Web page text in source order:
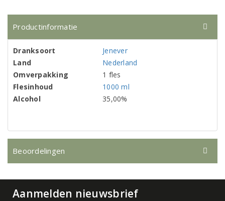
Productinformatie
Dranksoort
Jenever
Land
Nederland
Omverpakking
1 fles
Flesinhoud
1000 ml
Alcohol
35,00%
Beoordelingen
Aanmelden nieuwsbrief